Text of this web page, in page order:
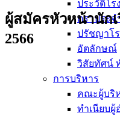
ประวัติโร
ตราประจ
ปรัชญาโร
อัตลักษณ์
วิสัยทัศน์
การบริหาร
คณะผู้บริ
ทำเนียบผู้
ผู้สมัครหัวหน้านัก
2566